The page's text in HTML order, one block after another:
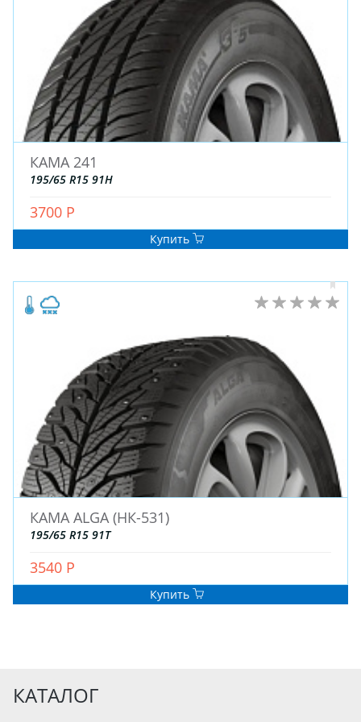
КАМА 241
195/65 R15 91H
3700 Р
Купить
КАМА ALGA (НК-531)
195/65 R15 91T
3540 Р
Купить
КАТАЛОГ